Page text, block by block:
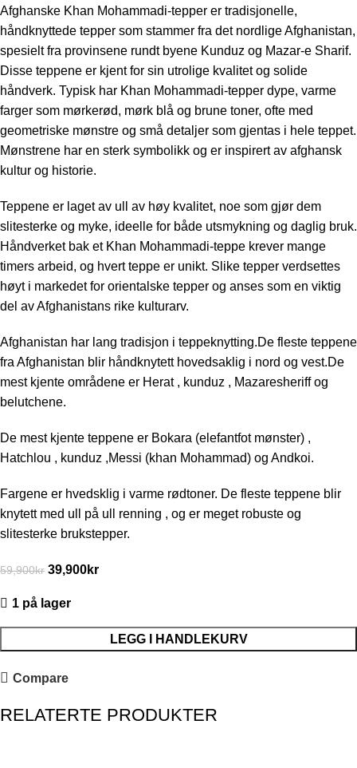
Afghanske Khan Mohammadi-tepper er tradisjonelle,
håndknyttede tepper som stammer fra det nordlige Afghanistan,
spesielt fra provinsene rundt byene Kunduz og Mazar-e Sharif.
Disse teppene er kjent for sin utrolige kvalitet og solide
håndverk. Typisk har Khan Mohammadi-tepper dype, varme
farger som mørkerød, mørk blå og brune toner, ofte med
geometriske mønstre og små detaljer som gjentas i hele teppet.
Mønstrene har en sterk symbolikk og er inspirert av afghansk
kultur og historie.
Teppene er laget av ull av høy kvalitet, noe som gjør dem
slitesterke og myke, ideelle for både utsmykning og daglig bruk.
Håndverket bak et Khan Mohammadi-teppe krever mange
timers arbeid, og hvert teppe er unikt. Slike tepper verdsettes
høyt i markedet for orientalske tepper og anses som en viktig
del av Afghanistans rike kulturarv.
Afghanistan har lang tradisjon i teppeknytting.De fleste teppene
fra Afghanistan blir håndknytett hovedsaklig i nord og vest.De
mest kjente områdene er Herat , kunduz , Mazaresheriff og
belutchene.
De mest kjente teppene er Bokara (elefantfot mønster) ,
Hatchlou , kunduz ,Messi (khan Mohammad) og Andkoi.
Fargene er hvedsklig i varme rødtoner. De fleste teppene blir
knytett med ull på ull renning , og er meget robuste og
slitesterke brukstepper.
59,900kr 39,900kr
1 på lager
LEGG I HANDLEKURV
Compare
RELATERTE PRODUKTER